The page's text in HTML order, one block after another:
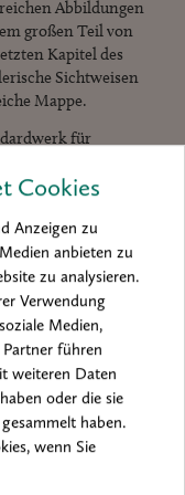
Cookies
Anzeigen zu
anbieten zu
zu analysieren.
Verwendung
Medien,
führen
weiteren Daten
oder die sie
haben.
wenn Sie
Abbildungen
großen Teil von
Kapitel des
Sichtweisen
Mappe.
für
wollen. Es ist ein
an Schulen,
Buch nimmt das
Facetten ernst.
und zeigt in
die das
großes
Lücke auf
sich